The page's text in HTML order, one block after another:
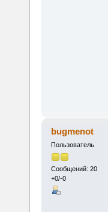
bugmenot
Пользователь
Сообщений: 20
+0/-0